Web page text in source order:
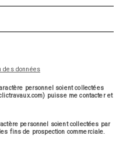
des données
personnel soient collectées
puisse me contacter et
personnel soient collectées par
fins de prospection commerciale.